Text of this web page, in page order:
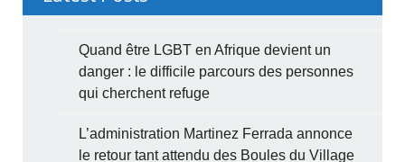
Quand être LGBT en Afrique devient un
danger : le difficile parcours des personnes
qui cherchent refuge
L’administration Martinez Ferrada annonce
le retour tant attendu des Boules du Village